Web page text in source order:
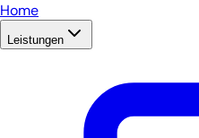
Home
Leistungen